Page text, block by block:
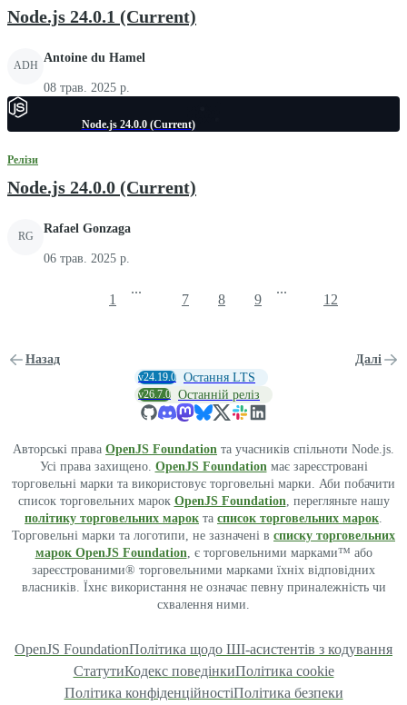
Node.js 24.0.1 (Current)
ADH
Antoine du Hamel
08 трав. 2025 р.
Node.js 24.0.0 (Current)
Релізи
Node.js 24.0.0 (Current)
RG
Rafael Gonzaga
06 трав. 2025 р.
Назад
1
...
7 8 9
...
12
Далі
v24.19.0 Остання LTS
v26.7.0 Останній реліз
Авторські права OpenJS Foundation та учасників спільноти Node.js.
Усі права захищено. OpenJS Foundation має зареєстровані
торговельні марки та використовує торговельні марки. Аби побачити
список торговельних марок OpenJS Foundation , перегляньте нашу
політику торговельних марок та список торговельних марок
Торговельні марки та логотипи, не зазначені в списку торговельних
марок OpenJS Foundation , є торговельними марками™ або
зареєстрованими® торговельними марками їхніх відповідних
власників. Їхнє використання не означає певну приналежність чи
схвалення ними.
OpenJS FoundationПолітика щодо ШІ-асистентів з кодування
СтатутиКодекс поведінкиПолітика cookie
Політика конфіденційностіПолітика безпеки